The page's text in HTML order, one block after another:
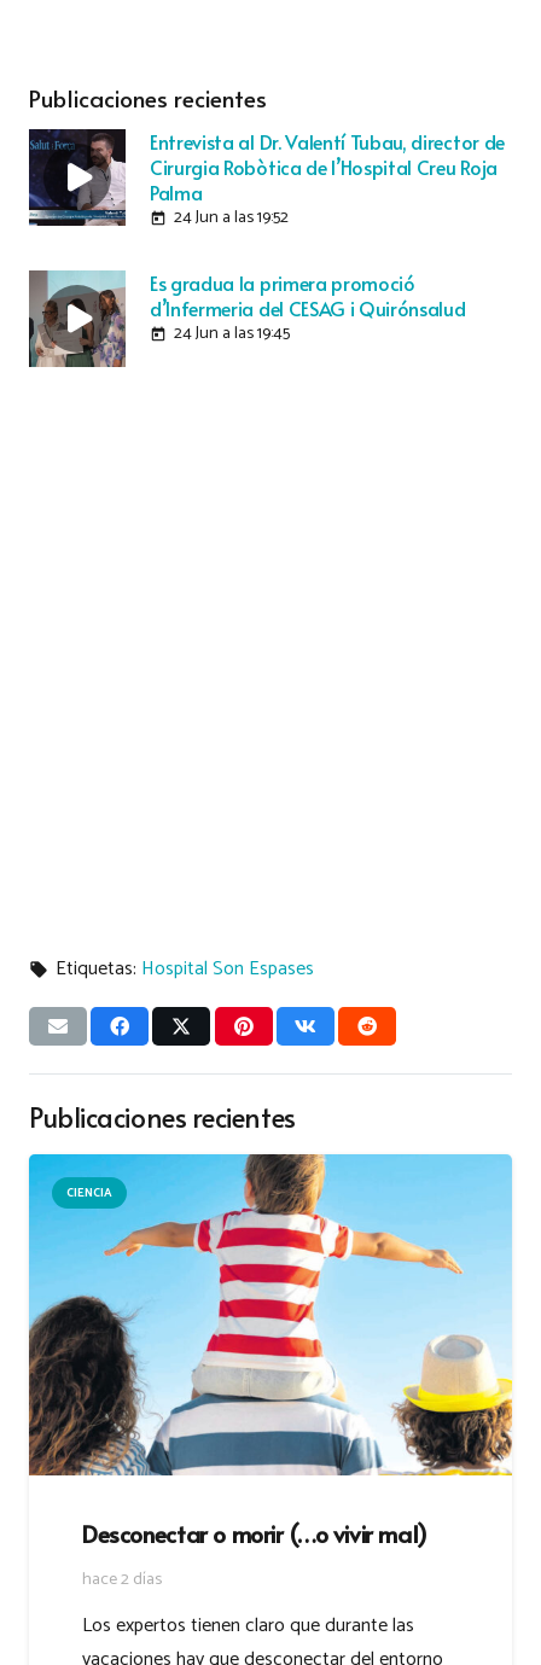
Publicaciones recientes
Entrevista al Dr. Valentí Tubau, director de
Cirurgia Robòtica de l’Hospital Creu Roja
Palma
today 24 Jun a las 19:52
Es gradua la primera promoció
d’Infermeria del CESAG i Quirónsalud
today 24 Jun a las 19:45
local_offer Etiquetas: Hospital Son Espases
Publicaciones recientes
CIENCIA
Desconectar o morir (…o vivir mal)
hace 2 días
Los expertos tienen claro que durante las